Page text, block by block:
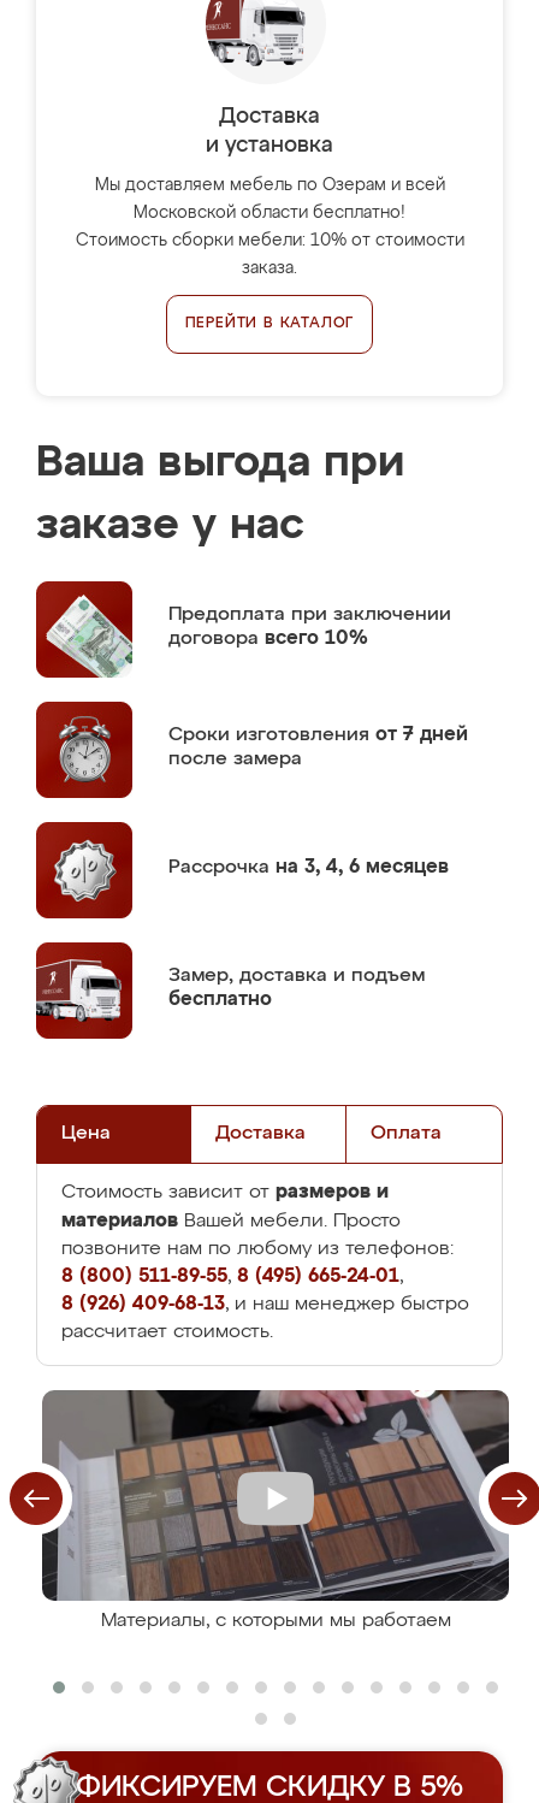
Доставка
и установка
Мы доставляем мебель по Озерам и всей
Московской области бесплатно!
Стоимость сборки мебели: 10% от стоимости
заказа.
ПЕРЕЙТИ В КАТАЛОГ
Ваша выгода при
заказе у нас
Предоплата при заключении
договора всего 10%
Сроки изготовления от 7 дней
после замера
Рассрочка на 3, 4, 6 месяцев
Замер, доставка и подъем
бесплатно
Цена Доставка Оплата
Стоимость зависит от размеров и
материалов Вашей мебели. Просто
позвоните нам по любому из телефонов:
8 (800) 511-89-55, 8 (495) 665-24-01,
8 (926) 409-68-13, и наш менеджер быстро
рассчитает стоимость.
Материалы, с которыми мы работаем
ФИКСИРУЕМ СКИДКУ В 5%